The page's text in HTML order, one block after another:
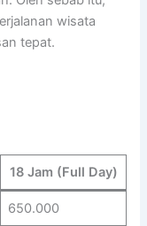
wisata
tepat.
18 Jam (Full Day)
650.000